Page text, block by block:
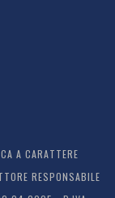
A CARATTERE
RESPONSABILE